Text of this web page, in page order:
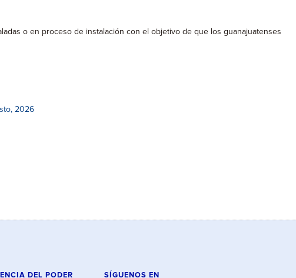
o en proceso de instalación con el objetivo de que los guanajuatenses
2026
DEL PODER SÍGUENOS EN